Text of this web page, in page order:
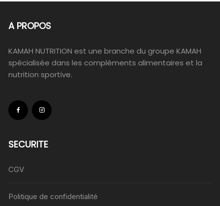
A PROPOS
KAMAH NUTRITION est une branche du groupe KAMAH
spécialisée dans les compléments alimentaires et la
nutrition sportive.
SECURITE
CGV
Politique de confidentialité